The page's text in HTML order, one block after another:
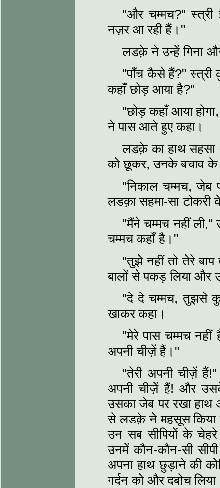
"और चम्मच?" स्त्री
नज़र आ रही हैं।"
लडक़े ने उन्हें गिना
"पाँच कैसे हैं?" स्त्री
कहाँ छोड़ आया है?"
"छोड़ कहाँ आया
ने पास आते हुए कहा।
लडक़े का हाथ सहसा
को छूकर, उनके बचाव के
"निकाल चम्मच, जेब
लडक़ा सहमा-सा
"मैंने चम्मच नहीं
चम्मच कहाँ है।"
"तुझे नहीं तो तेरे
बालों से पकड़ लिया और
"दे दे चम्मच, तुझसे
खाकर कहा।
"मेरे पास चम्मच नहीं
अपनी चीज़ें हैं।"
"तेरी अपनी चीज़ें
अपनी चीज़ें हैं! और
उसका जेब पर रखा हाथ
से लडक़े ने महसूस किया
उन सब सीपियों के
उनमें कौन-कौन-सी
अपना हाथ छुड़ाने की
गर्दन को और दबोच